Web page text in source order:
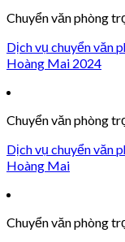
Chuyển văn phòng
Dịch vụ chuyển văn
Hoàng Mai 2024
Chuyển văn phòng
Dịch vụ chuyển văn
Hoàng Mai
Chuyển văn phòng